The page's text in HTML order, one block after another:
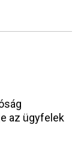
az ügyfelek